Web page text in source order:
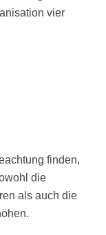
vier
finden,
die
als auch die